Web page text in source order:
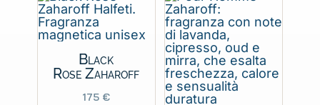
Black
Rose Zaharoff
175 €